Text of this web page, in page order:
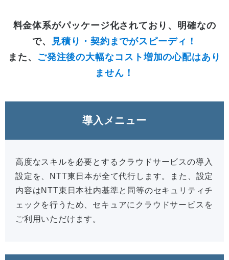
料金体系がパッケージ化されており、明確なの
で、
見積り・契約までがスピーディ！
また、
ご発注後の大幅なコスト増加の心配はあり
ません！
導入メニュー
高度なスキルを必要とするクラウドサービスの導入
設定を、NTT東日本が全て代行します。また、設定
内容はNTT東日本社内基準と同等のセキュリティチ
ェックを行うため、セキュアにクラウドサービスを
ご利用いただけます。